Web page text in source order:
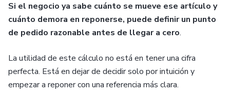
Si el negocio ya sabe cuánto se mueve ese artículo y
cuánto demora en reponerse, puede definir un punto
de pedido razonable antes de llegar a cero.
La utilidad de este cálculo no está en tener una cifra
perfecta. Está en dejar de decidir solo por intuición y
empezar a reponer con una referencia más clara.